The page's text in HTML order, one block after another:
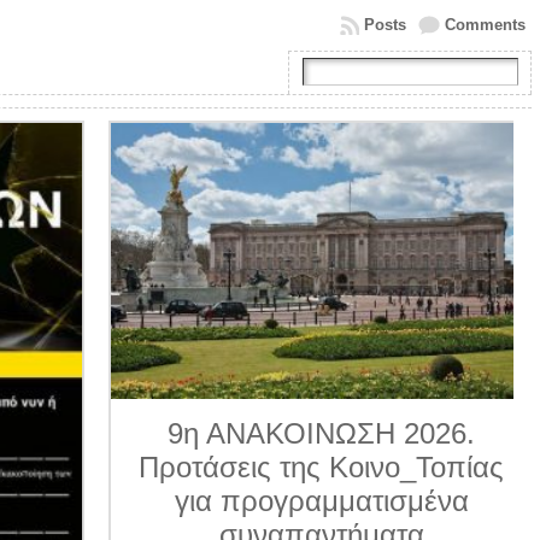
Comments
Posts
9η ΑΝΑΚΟΙΝΩΣΗ 2026.
Προτάσεις της Κοινο_Τοπίας
για προγραμματισμένα